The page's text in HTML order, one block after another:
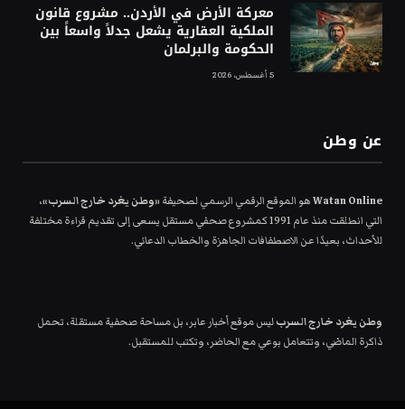
معركة الأرض في الأردن.. مشروع قانون
الملكية العقارية يشعل جدلاً واسعاً بين
الحكومة والبرلمان
5 أغسطس، 2026
عن وطن
Watan Onlineهو الموقع الرقمي الرسمي لصحيفة «وطن يغرد خارج السرب»،
التي انطلقت منذ عام 1991 كمشروع صحفي مستقل يسعى إلى تقديم قراءة مختلفة
للأحداث، بعيدًا عن الاصطفافات الجاهزة والخطاب الدعائي.
وطن يغرد خارج السربليس موقع أخبار عابر، بل مساحة صحفية مستقلة، تحمل
ذاكرة الماضي، وتتعامل بوعي مع الحاضر، وتكتب للمستقبل.